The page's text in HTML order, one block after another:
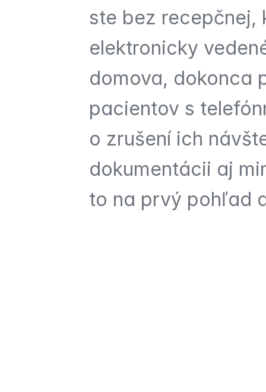
ste bez recepčnej,
elektronicky
domova, dokonca
pacientov s
o zrušení ich
dokumentácii aj
to na prvý pohľad